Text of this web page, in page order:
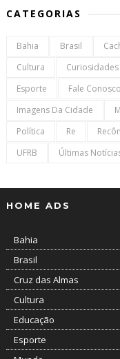
CATEGORIAS
Bahia Brasil
Cultura
Curiosidades
Esporte
Fale Conosco
Imagens Da Cidade
Política
Re
UFRB
Últimas
HOME ADS
Bahia
Brasil
Cruz das Almas
Cultura
Educação
Esporte